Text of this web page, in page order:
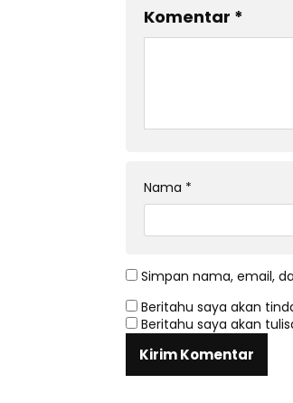
Komentar *
Nama *
Simpan nama, email,
Beritahu saya akan
Beritahu saya akan